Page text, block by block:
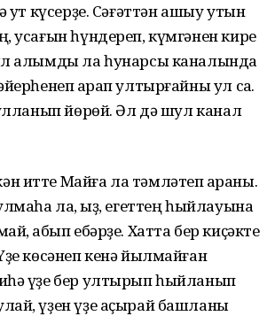
ут күсерҙе. Сәғәттән ашыу утын
усағын һүндереп, күмгәнен кире
алымды ла һунарсы каналында
ҡарап ултырғайны ул саҡ.
йөрөй. Әл дә шул канал
итте Майға ла тәмләтеп ҡараны.
ла, ҡыҙ, егеттең һыйлауына
ҡабып ебәрҙе. Хатта бер киҫәкте
көсәнеп кенә йылмайған
үҙе бер ултырып һыйланып
үҙен үҙе аҫырай башланы